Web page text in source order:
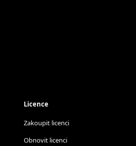
Licence
Zakoupit licenci
Obnovit licenci